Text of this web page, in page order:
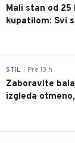
Mali stan od
kupatilom: Svi
STIL Pre 13 h
Zaboravite
izgleda